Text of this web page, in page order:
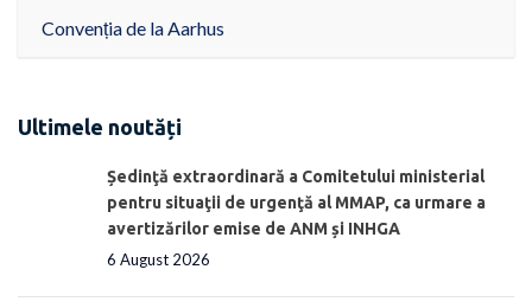
Convenția de la Aarhus
Ultimele noutăți
Ședinţă extraordinară a Comitetului ministerial
pentru situaţii de urgenţă al MMAP, ca urmare a
avertizărilor emise de ANM și INHGA
6 August 2026